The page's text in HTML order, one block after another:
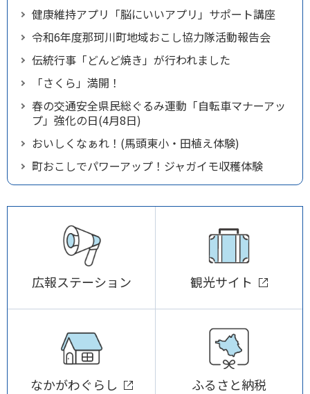
健康維持アプリ「脳にいいアプリ」サポート講座
令和6年度那珂川町地域おこし協力隊活動報告会
伝統行事「どんど焼き」が行われました
「さくら」満開！
春の交通安全県民総ぐるみ運動「自転車マナーアッ
プ」強化の日(4月8日)
おいしくなぁれ！(馬頭東小・田植え体験)
町おこしでパワーアップ！ジャガイモ収穫体験
広報ステーション 観光サイト
なかがわぐらし ふるさと納税